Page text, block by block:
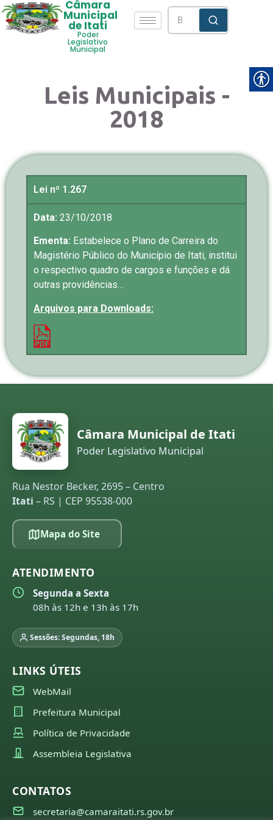
Câmara
Municipal
de Itati
Poder
Legislativo
Municipal
Leis Municipais -
2018
Lei nº 1.267
Data: 23/10/2018
Ementa: Estabelece o Plano de Carreira do
Magistério Público do Município de Itati, institui
o respectivo quadro de cargos e funções e dá
outras providências…
Arquivos para Downloads:
Câmara Municipal de Itati
Poder Legislativo Municipal
Rua Nestor Becker, 2695 – Centro
Itati – RS | CEP 95538-000
Mapa do Site
ATENDIMENTO
Segunda a Sexta
08h às 12h e 13h às 17h
Sessões: Segundas, 18h
LINKS ÚTEIS
WebMail
Prefeitura Municipal
Política de Privacidade
Assembleia Legislativa
CONTATOS
secretaria@camaraitati.rs.gov.br